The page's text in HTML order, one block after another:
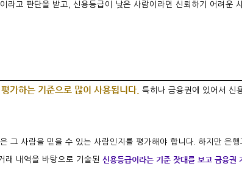
라고 판단을 받고, 신용등급이 낮은 사람이라면 신뢰하기 어려운
가하는 기준으로 많이 사용됩니다. 특히나 금융권에 있어서 신
그 사람을 믿을 수 있는 사람인지를 평가해야 합니다. 하지 만 은
래 내역을 바탕으로 기술된 신용등급이라는 기준 잣대를 보고 금융권